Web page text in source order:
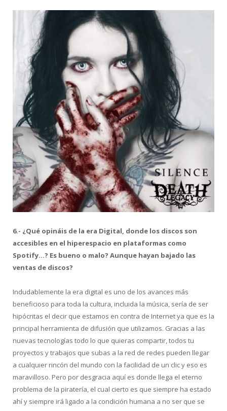
6.- ¿Qué opináis de la era Digital, donde los discos son
accesibles en el hiperespacio en plataformas como
Spotify…? Es bueno o malo? Aunque hayan bajado las
ventas de discos?
Indudablemente la era digital es uno de los avances más
beneficioso para toda la cultura, incluida la música, sería de ser
hipócritas el decir que estamos en contra de Internet ya que es la
principal herramienta de difusión que utilizamos. Gracias a las
nuevas tecnologías todo lo que quieras compartir, todos tu
proyectos y trabajos que subas a la red de redes pueden llegar
a cualquier rincón del mundo con la facilidad de un clic y eso es
maravilloso. Pero por desgracia aquí es donde llega el eterno
problema de la piratería, el cual cierto es que siempre ha estado
ahí y siempre irá ligado a la condición humana a no ser que se